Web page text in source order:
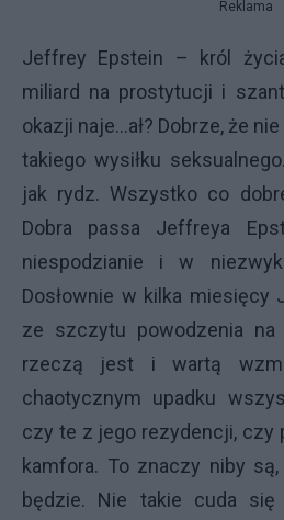
Reklama
Jeffrey Epstein – król
miliard na prostytucji i
okazji naje…ał? Dobrze, że
takiego wysiłku
jak rydz. Wszystko co
Dobra passa Jeffreya
niespodzianie i w
Dosłownie w kilka miesięcy
ze szczytu powodzenia na
rzeczą jest i wartą
chaotycznym upadku
czy te z jego rezydencji, czy
kamfora. To znaczy niby
będzie. Nie takie cuda się